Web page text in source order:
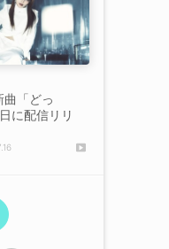
曲「どっ
に配信リリ